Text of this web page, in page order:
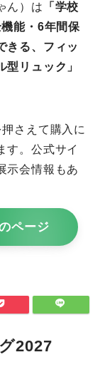
ん）は
「学校
能・6年間保
きる、フィッ
型リュック」
さえて購入に
す。公式サイ
示会情報もあ
ページ
2027